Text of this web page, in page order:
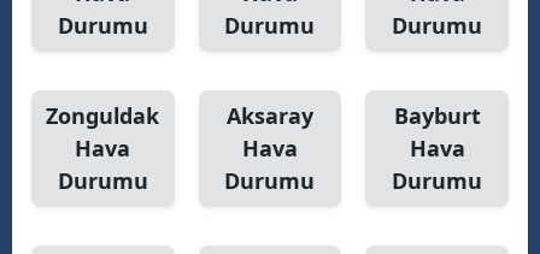
Durumu
Durumu
Durumu
Zonguldak
Hava
Durumu
Aksaray
Hava
Durumu
Bayburt
Hava
Durumu